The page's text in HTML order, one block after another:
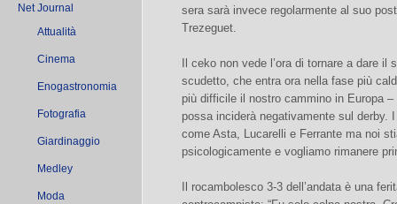
Net Journal
Attualità
Cinema
Enogastronomia
Fotografia
Giardinaggio
Medley
Moda
sera sarà invece regolarmente al suo
Trezeguet.
Il ceko non vede l’ora di tornare a dare
scudetto, che entra ora nella fase più
più difficile il nostro cammino in Europa
possa inciderà negativamente sul derby.
come Asta, Lucarelli e Ferrante ma noi
psicologicamente e vogliamo rimanere
Il rocambolesco 3-3 dell’andata è una